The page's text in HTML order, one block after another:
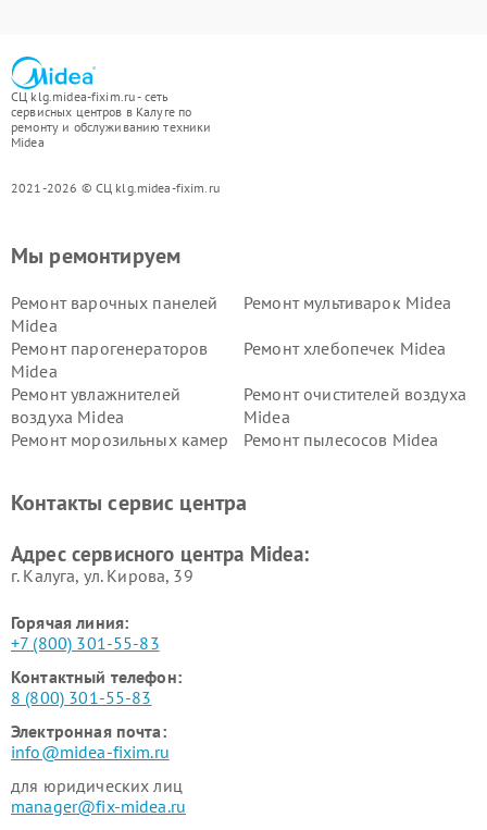
СЦ klg.midea-fixim.ru - сеть
сервисных центров в Калуге по
ремонту и обслуживанию техники
Midea
2021-2026 © СЦ klg.midea-fixim.ru
Мы ремонтируем
Ремонт варочных панелей
Midea
Ремонт мультиварок Midea
Ремонт парогенераторов
Midea
Ремонт хлебопечек Midea
Ремонт увлажнителей
воздуха Midea
Ремонт очистителей воздуха
Midea
Ремонт морозильных камер
Ремонт пылесосов Midea
пылесосов Midea
Midea
Контакты сервис центра
Адрес сервисного центра Midea:
г. Калуга, ул. Кирова, 39
Горячая линия:
+7 (800) 301-55-83
Контактный телефон:
8 (800) 301-55-83
Электронная почта:
info@midea-fixim.ru
для юридических лиц
manager@fix-midea.ru